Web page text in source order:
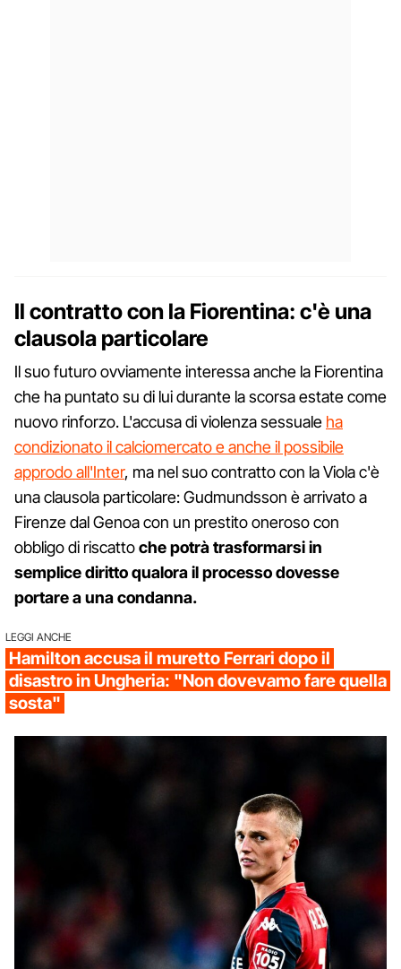
Il contratto con la Fiorentina: c'è una
clausola particolare
Il suo futuro ovviamente interessa anche la Fiorentina
che ha puntato su di lui durante la scorsa estate come
nuovo rinforzo. L'accusa di violenza sessuale ha
condizionato il calciomercato e anche il possibile
approdo all'Inter, ma nel suo contratto con la Viola c'è
una clausola particolare: Gudmundsson è arrivato a
Firenze dal Genoa con un prestito oneroso con
obbligo di riscattoche potrà trasformarsi in
semplice diritto qualora il processo dovesse
portare a una condanna.
LEGGI ANCHE
Hamilton accusa il muretto Ferrari dopo il
disastro in Ungheria: "Non dovevamo fare quella
sosta"